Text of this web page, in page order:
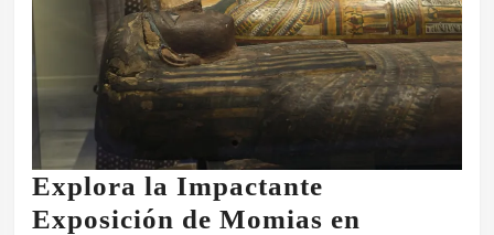
Explora la Impactante
Exposición de Momias en